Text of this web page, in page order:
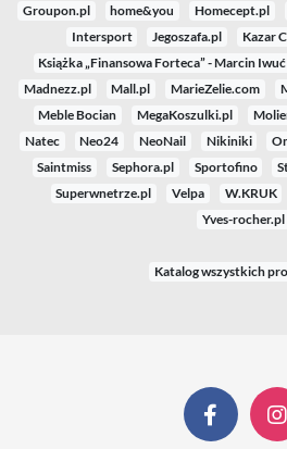
Groupon.pl
home&you Homecept.pl
Intersport
Jegoszafa.pl Kazar
Książka „Finansowa Forteca” - Marcin Iwuć
Madnezz.pl
Mall.pl MarieZelie.com
Meble Bocian
MegaKoszulki.pl
Natec
Neo24 NeoNail Nikiniki
Saintmiss
Sephora.pl Sportofino
Superwnetrze.pl
Velpa W.KRUK
Yves-rocher.pl
Katalog wszystkich